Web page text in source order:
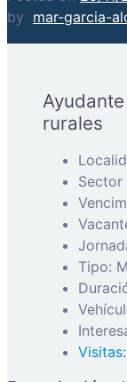
by mar-garcia-
rurales
Sector
Tipo: